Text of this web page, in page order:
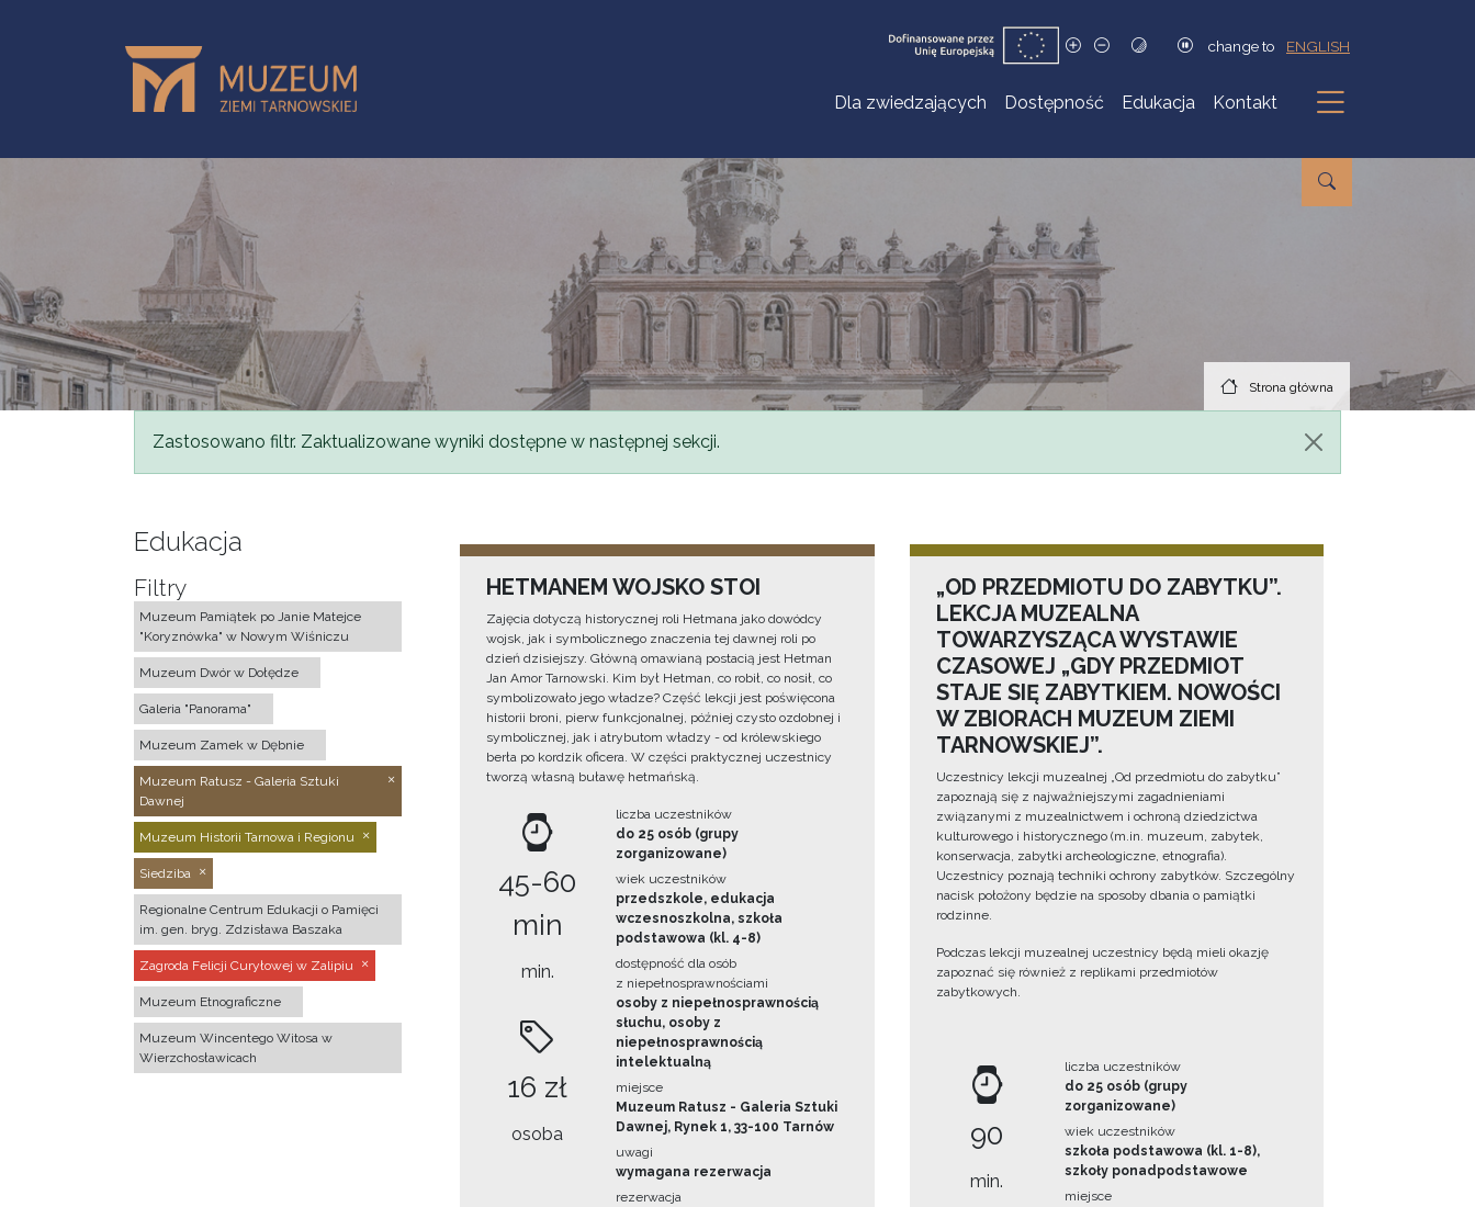
change to ENGLISH
Dla zwiedzających Dostępność Edukacja Kontakt
Podmenu
Strona główna
Komunikat
Zastosowano filtr. Zaktualizowane wyniki dostępne w następnej sekcji.
Edukacja
Filtry
Muzeum Pamiątek po Janie Matejce
"Koryznówka" w Nowym Wiśniczu
Muzeum Dwór w Dołędze
Galeria "Panorama"
Muzeum Zamek w Dębnie
Muzeum Ratusz - Galeria Sztuki
Dawnej
Muzeum Historii Tarnowa i Regionu
Siedziba
Regionalne Centrum Edukacji o Pamięci
im. gen. bryg. Zdzisława Baszaka
Zagroda Felicji Curyłowej w Zalipiu
Muzeum Etnograficzne
Muzeum Wincentego Witosa w
Wierzchosławicach
HETMANEM WOJSKO STOI
Zajęcia dotyczą historycznej roli Hetmana jako dowódcy
wojsk, jak i symbolicznego znaczenia tej dawnej roli po
dzień dzisiejszy. Główną omawianą postacią jest Hetman
Jan Amor Tarnowski. Kim był Hetman, co robił, co nosił, co
symbolizowało jego władze? Część lekcji jest poświęcona
historii broni, pierw funkcjonalnej, później czysto ozdobnej i
symbolicznej, jak i atrybutom władzy - od królewskiego
berła po kordzik oficera. W części praktycznej uczestnicy
tworzą własną buławę hetmańską.
45-60
min
min.
16 zł
osoba
liczba uczestników
do 25 osób (grupy
zorganizowane)
wiek uczestników
przedszkole, edukacja
wczesnoszkolna, szkoła
podstawowa (kl. 4-8)
dostępność dla osób
z niepełnosprawnościami
osoby z niepełnosprawnością
słuchu, osoby z
niepełnosprawnością
intelektualną
miejsce
Muzeum Ratusz - Galeria Sztuki
Dawnej, Rynek 1, 33-100 Tarnów
uwagi
wymagana rezerwacja
rezerwacja
„OD PRZEDMIOTU DO ZABYTKU”.
LEKCJA MUZEALNA
TOWARZYSZĄCA WYSTAWIE
CZASOWEJ „GDY PRZEDMIOT
STAJE SIĘ ZABYTKIEM. NOWOŚCI
W ZBIORACH MUZEUM ZIEMI
TARNOWSKIEJ”.
Uczestnicy lekcji muzealnej „Od przedmiotu do zabytku”
zapoznają się z najważniejszymi zagadnieniami
związanymi z muzealnictwem i ochroną dziedzictwa
kulturowego i historycznego (m.in. muzeum, zabytek,
konserwacja, zabytki archeologiczne, etnografia).
Uczestnicy poznają techniki ochrony zabytków. Szczególny
nacisk położony będzie na sposoby dbania o pamiątki
rodzinne.
Podczas lekcji muzealnej uczestnicy będą mieli okazję
zapoznać się również z replikami przedmiotów
zabytkowych.
90
min.
liczba uczestników
do 25 osób (grupy
zorganizowane)
wiek uczestników
szkoła podstawowa (kl. 1-8),
szkoły ponadpodstawowe
miejsce